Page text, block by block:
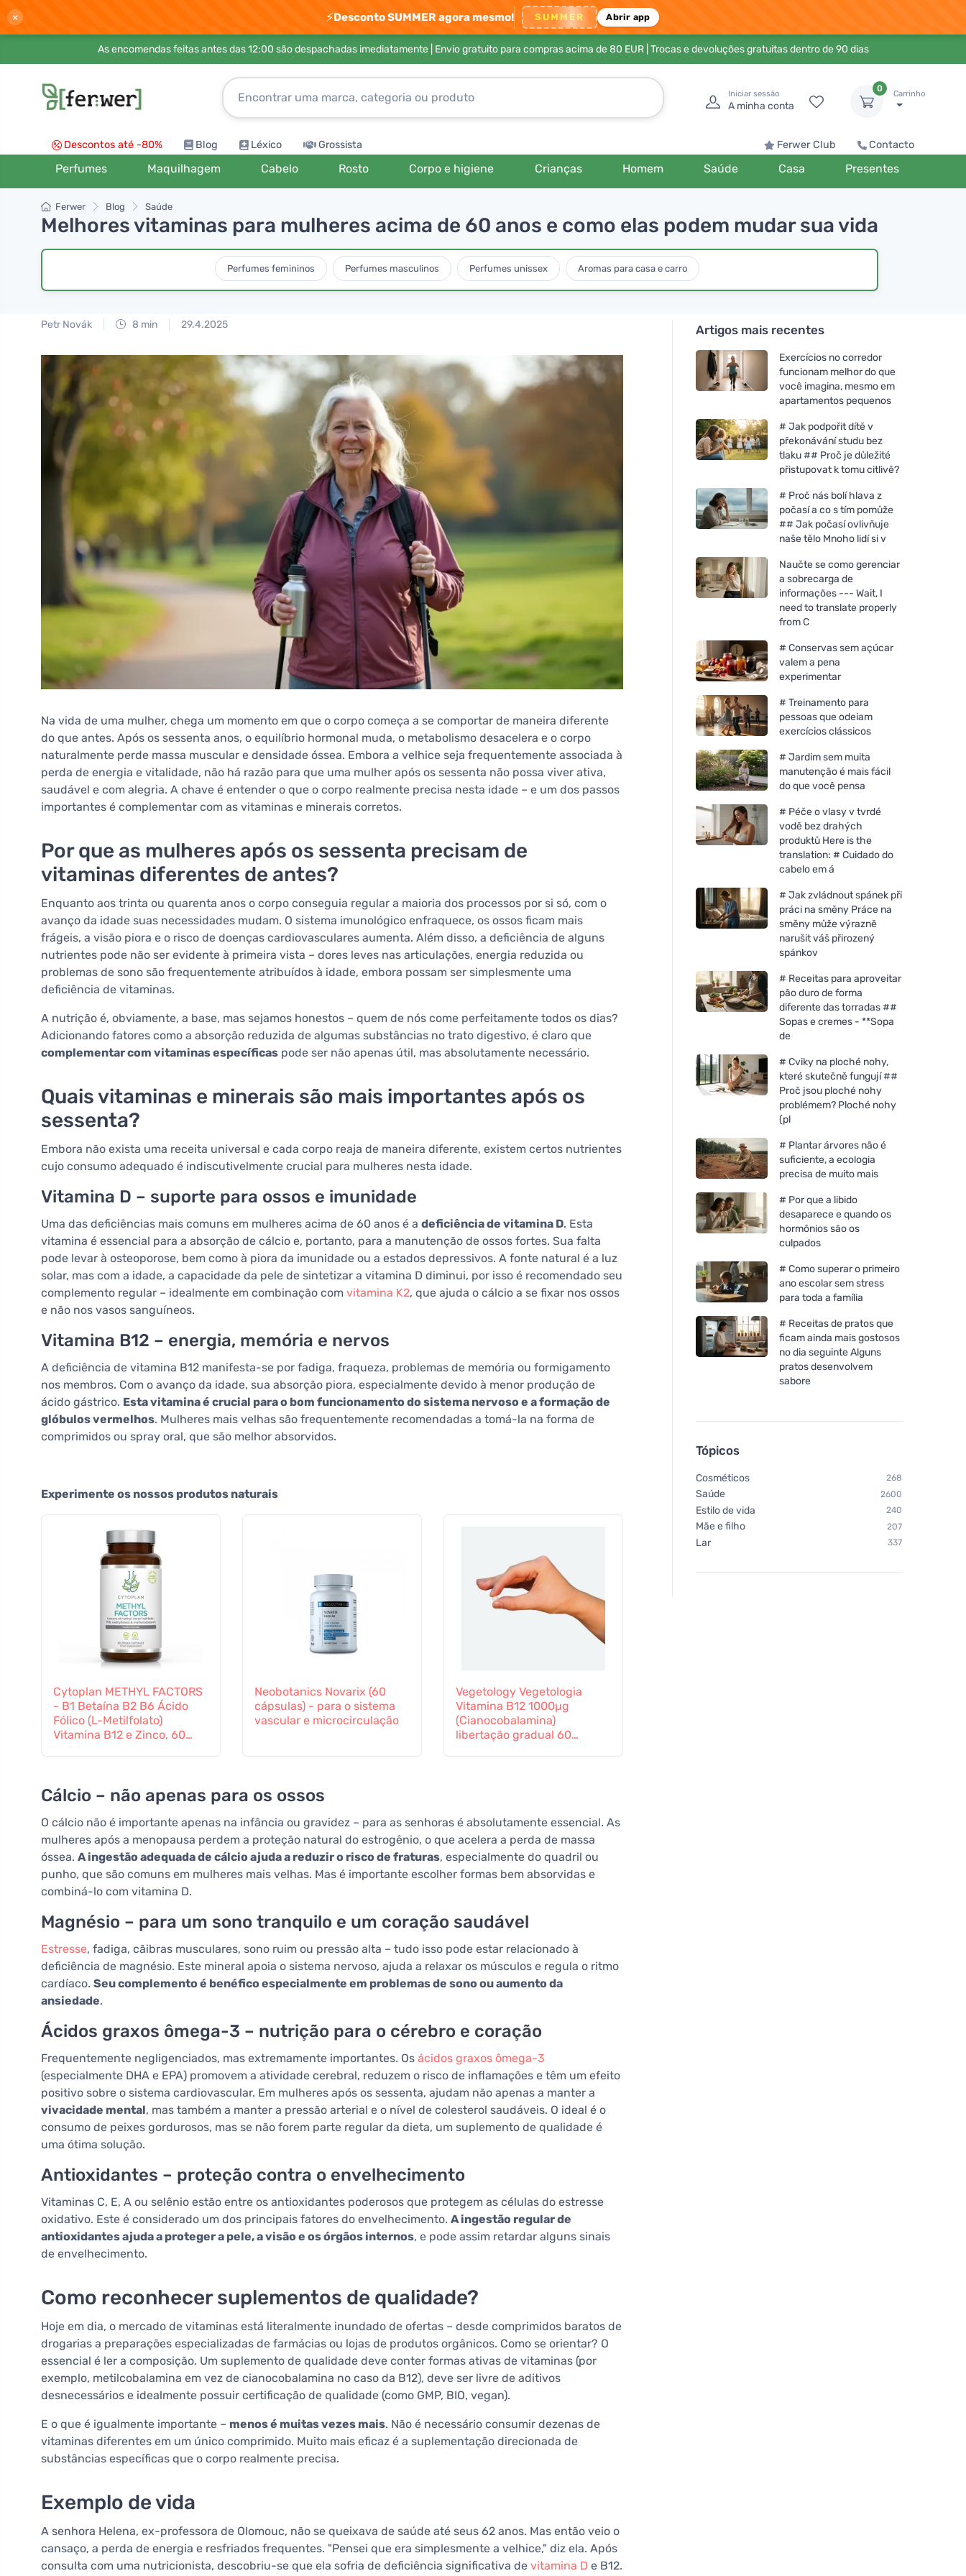
× ⚡Desconto SUMMER agora mesmo! SUMMER Abrir app
As encomendas feitas antes das 12:00 são despachadas imediatamente | Envio gratuito para compras acima de 80 EUR| Trocas e devoluções gratuitas dentro de 90 dias
Iniciar sessão
A minha conta
0
Carrinho
Descontos até -80% Blog Léxico Grossista Ferwer Club Contacto
Perfumes Maquilhagem Cabelo Rosto Corpo e higiene Crianças Homem Saúde Casa Presentes
Ferwer Blog Saúde
Melhores vitaminas para mulheres acima de 60 anos e como elas podem mudar sua vida
Perfumes femininos Perfumes masculinos Perfumes unissex Aromas para casa e carro
Petr Novák 8 min 29.4.2025
Na vida de uma mulher, chega um momento em que o corpo começa a se comportar de maneira diferente
do que antes. Após os sessenta anos, o equilíbrio hormonal muda, o metabolismo desacelera e o corpo
naturalmente perde massa muscular e densidade óssea. Embora a velhice seja frequentemente associada à
perda de energia e vitalidade, não há razão para que uma mulher após os sessenta não possa viver ativa,
saudável e com alegria. A chave é entender o que o corpo realmente precisa nesta idade – e um dos passos
importantes é complementar com as vitaminas e minerais corretos.
Por que as mulheres após os sessenta precisam de
vitaminas diferentes de antes?
Enquanto aos trinta ou quarenta anos o corpo conseguia regular a maioria dos processos por si só, com o
avanço da idade suas necessidades mudam. O sistema imunológico enfraquece, os ossos ficam mais
frágeis, a visão piora e o risco de doenças cardiovasculares aumenta. Além disso, a deficiência de alguns
nutrientes pode não ser evidente à primeira vista – dores leves nas articulações, energia reduzida ou
problemas de sono são frequentemente atribuídos à idade, embora possam ser simplesmente uma
deficiência de vitaminas.
A nutrição é, obviamente, a base, mas sejamos honestos – quem de nós come perfeitamente todos os dias?
Adicionando fatores como a absorção reduzida de algumas substâncias no trato digestivo, é claro que
complementar com vitaminas específicas pode ser não apenas útil, mas absolutamente necessário.
Quais vitaminas e minerais são mais importantes após os
sessenta?
Embora não exista uma receita universal e cada corpo reaja de maneira diferente, existem certos nutrientes
cujo consumo adequado é indiscutivelmente crucial para mulheres nesta idade.
Vitamina D – suporte para ossos e imunidade
Uma das deficiências mais comuns em mulheres acima de 60 anos é a deficiência de vitamina D. Esta
vitamina é essencial para a absorção de cálcio e, portanto, para a manutenção de ossos fortes. Sua falta
pode levar à osteoporose, bem como à piora da imunidade ou a estados depressivos. A fonte natural é a luz
solar, mas com a idade, a capacidade da pele de sintetizar a vitamina D diminui, por isso é recomendado seu
complemento regular – idealmente em combinação com vitamina K2, que ajuda o cálcio a se fixar nos ossos
e não nos vasos sanguíneos.
Vitamina B12 – energia, memória e nervos
A deficiência de vitamina B12 manifesta-se por fadiga, fraqueza, problemas de memória ou formigamento
nos membros. Com o avanço da idade, sua absorção piora, especialmente devido à menor produção de
ácido gástrico. Esta vitamina é crucial para o bom funcionamento do sistema nervoso e a formação de
glóbulos vermelhos. Mulheres mais velhas são frequentemente recomendadas a tomá-la na forma de
comprimidos ou spray oral, que são melhor absorvidos.
Experimente os nossos produtos naturais
Cytoplan METHYL FACTORS
- B1 Betaína B2 B6 Ácido
Fólico (L-Metilfolato)
Vitamina B12 e Zinco, 60
Neobotanics Novarix (60
cápsulas) - para o sistema
vascular e microcirculação
Vegetology Vegetologia
Vitamina B12 1000µg
(Cianocobalamina)
libertação gradual 60
Cálcio – não apenas para os ossos
O cálcio não é importante apenas na infância ou gravidez – para as senhoras é absolutamente essencial. As
mulheres após a menopausa perdem a proteção natural do estrogênio, o que acelera a perda de massa
óssea. A ingestão adequada de cálcio ajuda a reduzir o risco de fraturas, especialmente do quadril ou
punho, que são comuns em mulheres mais velhas. Mas é importante escolher formas bem absorvidas e
combiná-lo com vitamina D.
Magnésio – para um sono tranquilo e um coração saudável
Estresse, fadiga, cãibras musculares, sono ruim ou pressão alta – tudo isso pode estar relacionado à
deficiência de magnésio. Este mineral apoia o sistema nervoso, ajuda a relaxar os músculos e regula o ritmo
cardíaco. Seu complemento é benéfico especialmente em problemas de sono ou aumento da
ansiedade.
Ácidos graxos ômega-3 – nutrição para o cérebro e coração
Frequentemente negligenciados, mas extremamente importantes. Os ácidos graxos ômega-3
(especialmente DHA e EPA) promovem a atividade cerebral, reduzem o risco de inflamações e têm um efeito
positivo sobre o sistema cardiovascular. Em mulheres após os sessenta, ajudam não apenas a manter a
vivacidade mental, mas também a manter a pressão arterial e o nível de colesterol saudáveis. O ideal é o
consumo de peixes gordurosos, mas se não forem parte regular da dieta, um suplemento de qualidade é
uma ótima solução.
Antioxidantes – proteção contra o envelhecimento
Vitaminas C, E, A ou selênio estão entre os antioxidantes poderosos que protegem as células do estresse
oxidativo. Este é considerado um dos principais fatores do envelhecimento. A ingestão regular de
antioxidantes ajuda a proteger a pele, a visão e os órgãos internos, e pode assim retardar alguns sinais
de envelhecimento.
Como reconhecer suplementos de qualidade?
Hoje em dia, o mercado de vitaminas está literalmente inundado de ofertas – desde comprimidos baratos de
drogarias a preparações especializadas de farmácias ou lojas de produtos orgânicos. Como se orientar? O
essencial é ler a composição. Um suplemento de qualidade deve conter formas ativas de vitaminas (por
exemplo, metilcobalamina em vez de cianocobalamina no caso da B12), deve ser livre de aditivos
desnecessários e idealmente possuir certificação de qualidade (como GMP, BIO, vegan).
E o que é igualmente importante – menos é muitas vezes mais. Não é necessário consumir dezenas de
vitaminas diferentes em um único comprimido. Muito mais eficaz é a suplementação direcionada de
substâncias específicas que o corpo realmente precisa.
Exemplo de vida
A senhora Helena, ex-professora de Olomouc, não se queixava de saúde até seus 62 anos. Mas então veio o
cansaço, a perda de energia e resfriados frequentes. "Pensei que era simplesmente a velhice," diz ela. Após
consulta com uma nutricionista, descobriu-se que ela sofria de deficiência significativa de vitamina D e B12.
Artigos mais recentes
Exercícios no corredor
funcionam melhor do que
você imagina, mesmo em
apartamentos pequenos
# Jak podpořit dítě v
překonávání studu bez
tlaku ## Proč je důležité
přistupovat k tomu citlivě?
# Proč nás bolí hlava z
počasí a co s tím pomůže
## Jak počasí ovlivňuje
naše tělo Mnoho lidí si v
Naučte se como gerenciar
a sobrecarga de
informações --- Wait, I
need to translate properly
from C
# Conservas sem açúcar
valem a pena
experimentar
# Treinamento para
pessoas que odeiam
exercícios clássicos
# Jardim sem muita
manutenção é mais fácil
do que você pensa
# Péče o vlasy v tvrdé
vodě bez drahých
produktů Here is the
translation: # Cuidado do
cabelo em á
# Jak zvládnout spánek při
práci na směny Práce na
směny může výrazně
narušit váš přirozený
spánkov
# Receitas para aproveitar
pão duro de forma
diferente das torradas ##
Sopas e cremes - **Sopa
de
# Cviky na ploché nohy,
které skutečně fungují ##
Proč jsou ploché nohy
problémem? Ploché nohy
(pl
# Plantar árvores não é
suficiente, a ecologia
precisa de muito mais
# Por que a libido
desaparece e quando os
hormônios são os
culpados
# Como superar o primeiro
ano escolar sem stress
para toda a família
# Receitas de pratos que
ficam ainda mais gostosos
no dia seguinte Alguns
pratos desenvolvem
sabore
Tópicos
Cosméticos 268
Saúde 2600
Estilo de vida 240
Mãe e filho 207
Lar 337